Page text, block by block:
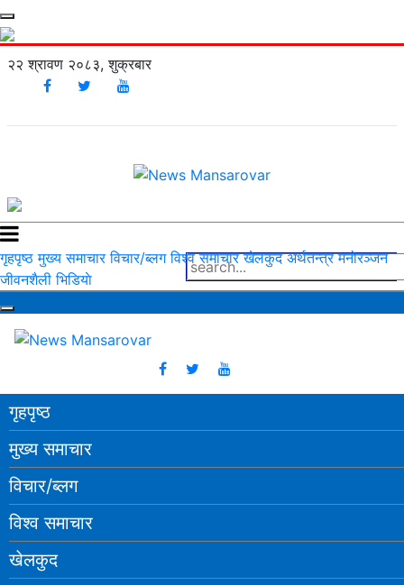
२२ श्रावण २०८३, शुक्रबार
गृहपृष्ठ मुख्य समाचार विचार/ब्लग विश्व समाचार खेलकुद अर्थतन्त्र मनोरञ्‍जन
जीवनशैली भिडियाे
गृहपृष्ठ
मुख्य समाचार
विचार/ब्लग
विश्व समाचार
खेलकुद